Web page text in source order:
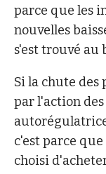
parce que les
nouvelles
s'est trouvé au
Si la chute des
par l'action
c'est parce
choisi